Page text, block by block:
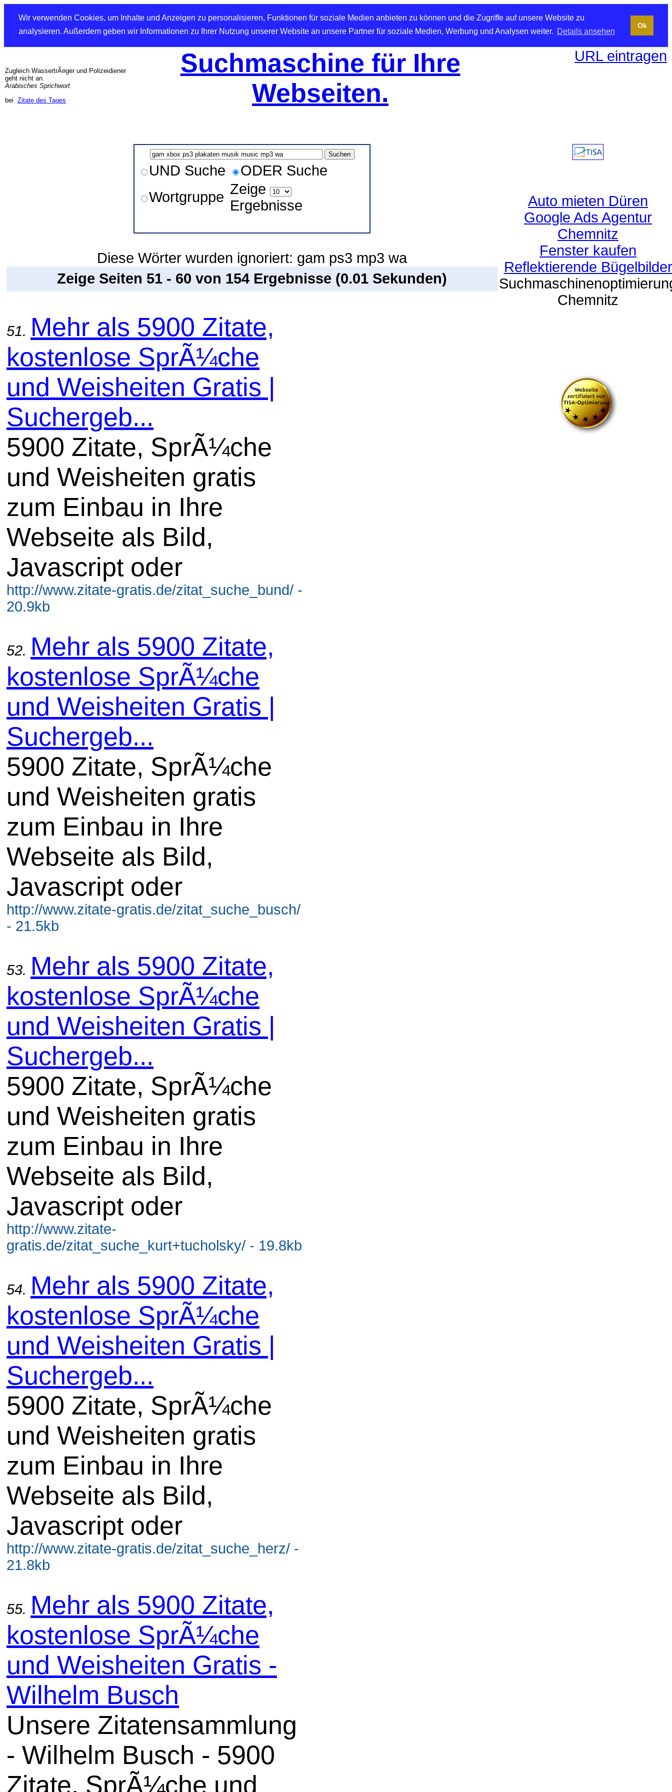
Wir verwenden Cookies, um Inhalte und Anzeigen zu personalisieren, Funktionen für soziale Medien anbieten zu können und die Zugriffe auf unsere Website zu
analysieren. Außerdem geben wir Informationen zu Ihrer Nutzung unserer Website an unsere Partner für soziale Medien, Werbung und Analysen weiter. Details ansehen
Ok
Zugleich WassertrÃ¤ger und Polizeidiener
geht nicht an.
Arabisches Sprichwort
bei Zitate des Tages
Suchmaschine für Ihre
Webseiten.
URL eintragen
UND Suche
ODER Suche
Wortgruppe Zeige
Ergebnisse
Diese Wörter wurden ignoriert: gam ps3 mp3 wa
Zeige Seiten 51 - 60 von 154 Ergebnisse (0.01 Sekunden)
51. Mehr als 5900 Zitate,
kostenlose SprÃ¼che
und Weisheiten Gratis |
Suchergeb...
5900 Zitate, SprÃ¼che
und Weisheiten gratis
zum Einbau in Ihre
Webseite als Bild,
Javascript oder
http://www.zitate-gratis.de/zitat_suche_bund/ -
20.9kb
52. Mehr als 5900 Zitate,
kostenlose SprÃ¼che
und Weisheiten Gratis |
Suchergeb...
5900 Zitate, SprÃ¼che
und Weisheiten gratis
zum Einbau in Ihre
Webseite als Bild,
Javascript oder
http://www.zitate-gratis.de/zitat_suche_busch/
- 21.5kb
53. Mehr als 5900 Zitate,
kostenlose SprÃ¼che
und Weisheiten Gratis |
Suchergeb...
5900 Zitate, SprÃ¼che
und Weisheiten gratis
zum Einbau in Ihre
Webseite als Bild,
Javascript oder
http://www.zitate-
gratis.de/zitat_suche_kurt+tucholsky/ - 19.8kb
54. Mehr als 5900 Zitate,
kostenlose SprÃ¼che
und Weisheiten Gratis |
Suchergeb...
5900 Zitate, SprÃ¼che
und Weisheiten gratis
zum Einbau in Ihre
Webseite als Bild,
Javascript oder
http://www.zitate-gratis.de/zitat_suche_herz/ -
21.8kb
55. Mehr als 5900 Zitate,
kostenlose SprÃ¼che
und Weisheiten Gratis -
Wilhelm Busch
Unsere Zitatensammlung
- Wilhelm Busch - 5900
Zitate, SprÃ¼che und
Auto mieten Düren
Google Ads Agentur
Chemnitz
Fenster kaufen
Reflektierende Bügelbilder
Chemnitz